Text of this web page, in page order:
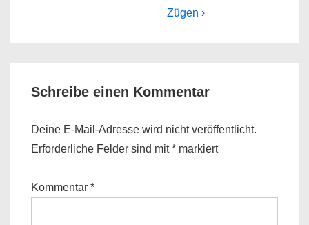
is
Zügen ›
Schreibe einen Kommentar
Deine E-Mail-Adresse wird nicht veröffentlicht.
Erforderliche Felder sind mit* markiert
Kommentar *